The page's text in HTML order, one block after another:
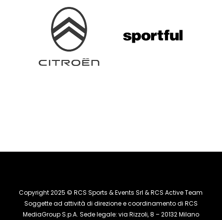
Copyright 2025 © RCS Sports & Events Srl & RCS Active Team
Soggette ad attività di direzione e coordinamento di RCS
MediaGroup S.p.A. Sede legale: via Rizzoli, 8 – 20132 Milano